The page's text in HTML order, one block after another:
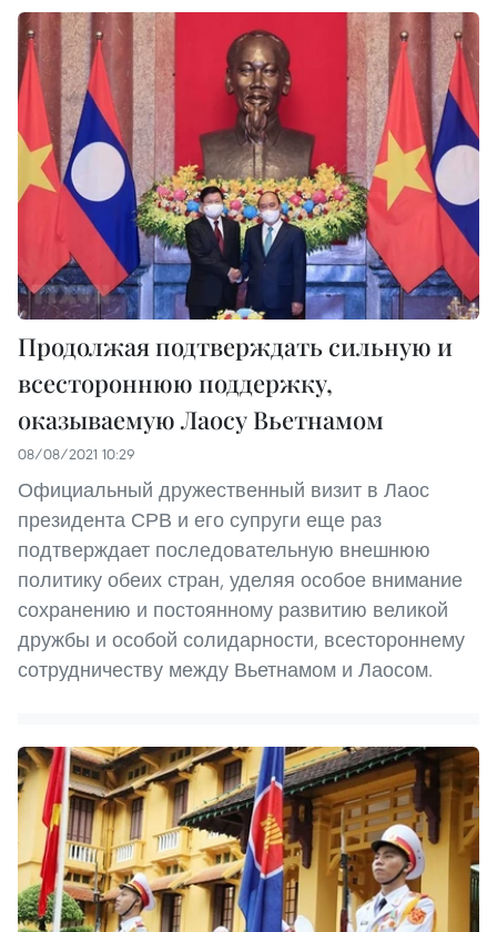
Продолжая подтверждать сильную и
всестороннюю поддержку,
оказываемую Лаосу Вьетнамом
08/08/2021 10:29
Официальный дружественный визит в Лаос
президента СРВ и его супруги еще раз
подтверждает последовательную внешнюю
политику обеих стран, уделяя особое внимание
сохранению и постоянному развитию великой
дружбы и особой солидарности, всестороннему
сотрудничеству между Вьетнамом и Лаосом.